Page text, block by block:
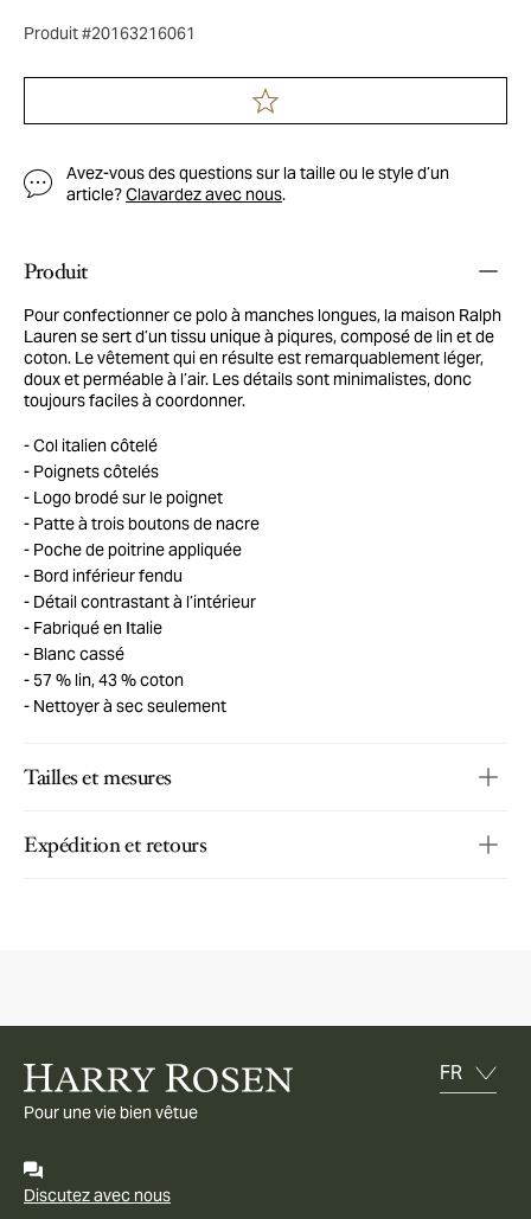
Produit #20163216061
Avez-vous des questions sur la taille ou le style d’un
article?Clavardez avec nous.
Produit
Pour confectionner ce polo à manches longues, la maison Ralph
Lauren se sert d’un tissu unique à piqures, composé de lin et de
coton. Le vêtement qui en résulte est remarquablement léger,
doux et perméable à l’air. Les détails sont minimalistes, donc
toujours faciles à coordonner.
Col italien côtelé
Poignets côtelés
Logo brodé sur le poignet
Patte à trois boutons de nacre
Poche de poitrine appliquée
Bord inférieur fendu
Détail contrastant à l’intérieur
Fabriqué en Italie
Blanc cassé
57 % lin, 43 % coton
Nettoyer à sec seulement
Tailles et mesures
Expédition et retours
Pour une vie bien vêtue
Discutez avec nous